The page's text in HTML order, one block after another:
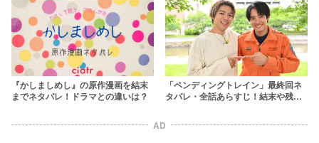
『かしましめし』の原作漫画を結末
までネタバレ！ドラマとの違いは？
「ペンディングトレイン」最終回ネ
タバレ・全話あらすじ！結末や残さ
AD